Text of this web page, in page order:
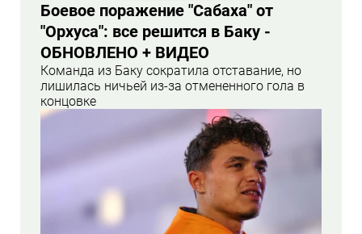
Боевое поражение "Сабаха" от
"Орхуса": все решится в Баку -
ОБНОВЛЕНО + ВИДЕО
Команда из Баку сократила отставание, но
лишилась ничьей из-за отмененного гола в
концовке